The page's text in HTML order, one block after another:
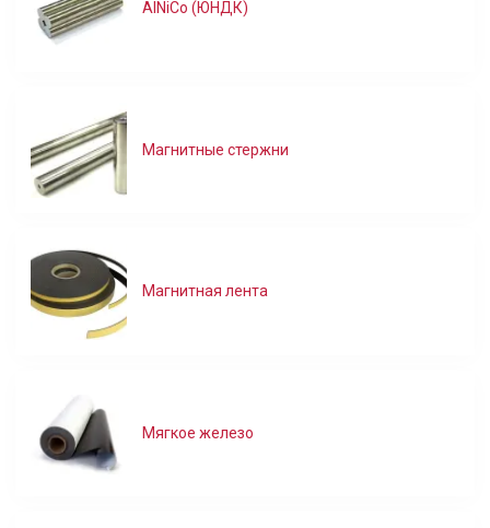
AlNiCo (ЮНДК)
Магнитные стержни
Магнитная лента
Мягкое железо